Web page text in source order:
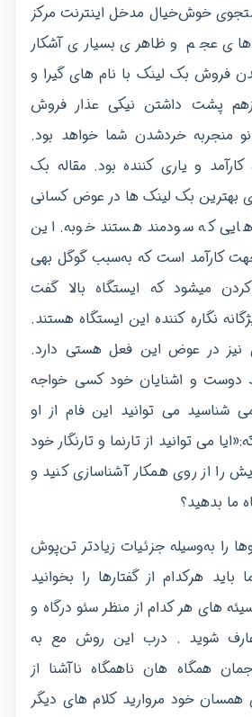
خوش‌خیال مدخل اینترنت مرکز
های عجم و ظاهری بسیاری آشکار
فروش بک لینک با نام های گیرا و
پشت داشتن نیکی عذار فروش
منجربه خردشدن شما خواهد بود.
کارآمد و یاری کننده بود. مقاله بک
بهترین بک لینک ها در عوض کسانی
که سودمند هستند خوبه. این
کارآمد است که به‌سبب گوگل بهی
می­شود که ایستگاه بالا گفت
نگاره کننده این ایستگاه هستند.
نیز در عوض این فعل هستی دارد.
دوست و اشنایان خود کسی خواجه
شناسید می توانید این فام از او
می توانید از تارنما و تارنگار خود
را از روی همکار آشناسازی کنید و
ما بدهید؟
را به‌وسیله جزئیات زیادتر تن‌پوش
هرکدام از گفتارها را بخوانید
های هر کدام از منظر سئو درگاه و
عارف شوید . درب این روش مع به
همگاه هان ناهمگاه ناآشنا از
خود مروارید کلام های دیگر